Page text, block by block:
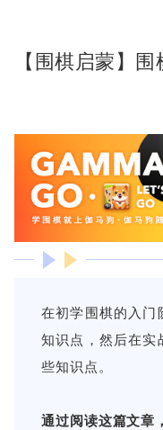
【围棋启蒙】
在初学围棋的入门
知识点，然后在实
些知识点。
通过阅读这篇文章